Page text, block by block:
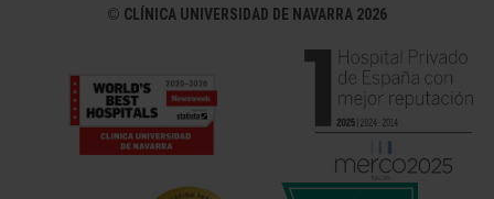
© CLÍNICA UNIVERSIDAD DE NAVARRA 2026